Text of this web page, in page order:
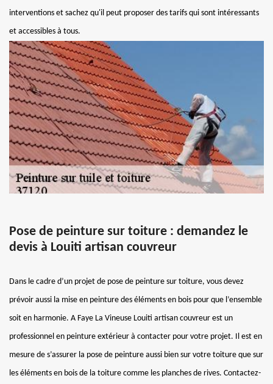
interventions et sachez qu'il peut proposer des tarifs qui sont intéressants
et accessibles à tous.
Pose de peinture sur toiture : demandez le
devis à Louiti artisan couvreur
Dans le cadre d’un projet de pose de peinture sur toiture, vous devez
prévoir aussi la mise en peinture des éléments en bois pour que l’ensemble
soit en harmonie. A Faye La Vineuse Louiti artisan couvreur est un
professionnel en peinture extérieur à contacter pour votre projet. Il est en
mesure de s’assurer la pose de peinture aussi bien sur votre toiture que sur
les éléments en bois de la toiture comme les planches de rives. Contactez-